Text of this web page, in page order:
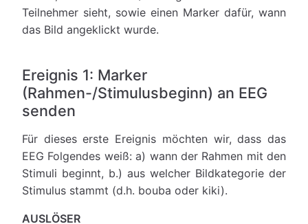
Teilnehmer sieht, sowie einen Marker dafür, wann
das Bild angeklickt wurde.
Ereignis 1: Marker
(Rahmen-/Stimulusbeginn) an EEG
senden
Für dieses erste Ereignis möchten wir, dass das
EEG Folgendes weiß: a) wann der Rahmen mit den
Stimuli beginnt, b.) aus welcher Bildkategorie der
Stimulus stammt (d.h. bouba oder kiki).
AUSLÖSER